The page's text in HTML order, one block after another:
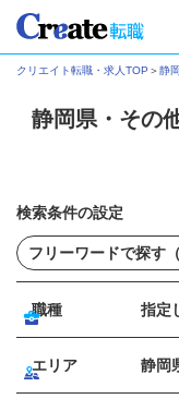
クリエイト転職・求人TOP ＞静
静岡県・その
検索条件の設定
職種 指定
エリア 静岡